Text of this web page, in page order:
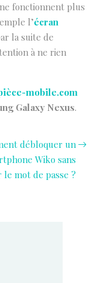
fonctionnent plus
l’écran
la suite de
à ne rien
mobile.com
Galaxy Nexus.
débloquer un
Wiko sans
le mot de passe ?